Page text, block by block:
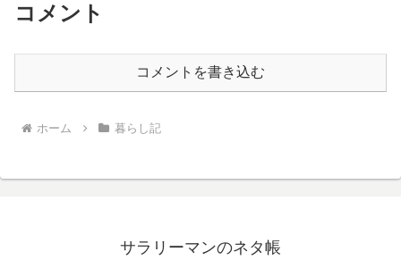
コメント
コメントを書き込む
ホーム 暮らし記
サラリーマンのネタ帳